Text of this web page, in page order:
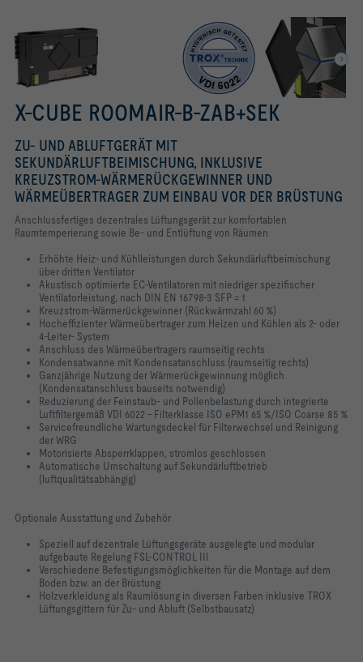
X-CUBE ROOMAIR-B-ZAB+SEK
ZU- UND ABLUFTGERÄT MIT
SEKUNDÄRLUFTBEIMISCHUNG, INKLUSIVE
KREUZSTROM-WÄRMERÜCKGEWINNER UND
WÄRMEÜBERTRAGER ZUM EINBAU VOR DER BRÜSTUNG
Anschlussfertiges dezentrales Lüftungsgerät zur komfortablen
Raumtemperierung sowie Be- und Entlüftung von Räumen
Erhöhte Heiz- und Kühlleistungen durch Sekundärluftbeimischung
über dritten Ventilator
Akustisch optimierte EC-Ventilatoren mit niedriger spezifischer
Ventilatorleistung, nach DIN EN 16798-3 SFP = 1
Kreuzstrom-Wärmerückgewinner (Rückwärmzahl 60 %)
Hocheffizienter Wärmeübertrager zum Heizen und Kühlen als 2- oder
4-Leiter- System
Anschluss des Wärmeübertragers raumseitig rechts
Kondensatwanne mit Kondensatanschluss (raumseitig rechts)
Ganzjährige Nutzung der Wärmerückgewinnung möglich
(Kondensatanschluss bauseits notwendig)
Reduzierung der Feinstaub- und Pollenbelastung durch integrierte
Luftfiltergemäß VDI 6022 – Filterklasse ISO ePM1 65 %/ISO Coarse 85 %
Servicefreundliche Wartungsdeckel für Filterwechsel und Reinigung
der WRG
Motorisierte Absperrklappen, stromlos geschlossen
Automatische Umschaltung auf Sekundärluftbetrieb
(luftqualitätsabhängig)
Optionale Ausstattung und Zubehör
Speziell auf dezentrale Lüftungsgeräte ausgelegte und modular
aufgebaute Regelung FSL-CONTROL III
Verschiedene Befestigungsmöglichkeiten für die Montage auf dem
Boden bzw. an der Brüstung
Holzverkleidung als Raumlösung in diversen Farben inklusive TROX
Lüftungsgittern für Zu- und Abluft (Selbstbausatz)